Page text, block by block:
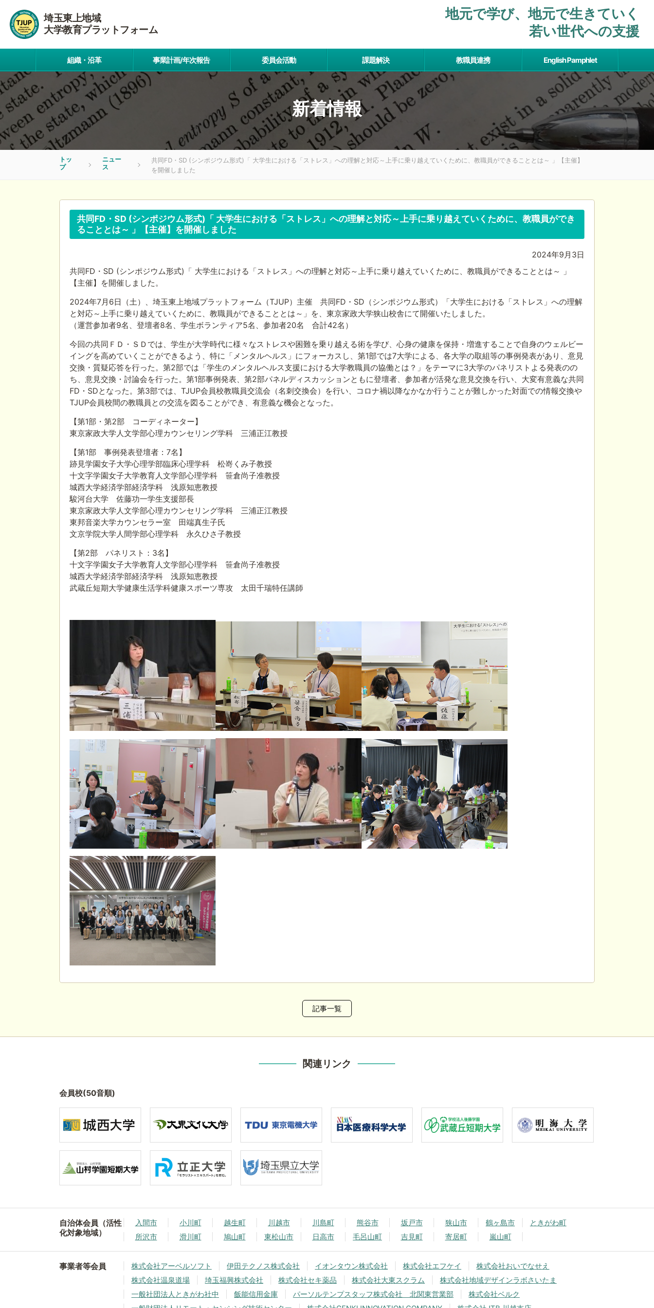
埼玉東上地域
大学教育プラットフォーム
地元で学び、地元で⽣きていく
若い世代への支援
組織・沿革 事業計画/年次報告 委員会活動 課題解決 教職員連携 English Pamphlet
新着情報
トッ
プ
ニュー
ス
共同FD・SD (シンポジウム形式)「 大学生における「ストレス」への理解と対応～上手に乗り越えていくために、教職員ができることとは～ 」【主催】
を開催しました
共同FD・SD (シンポジウム形式)「 大学生における「ストレス」への理解と対応～上手に乗り越えていくために、教職員ができ
ることとは～ 」【主催】を開催しました
2024年9月3日
共同FD・SD (シンポジウム形式)「 大学生における「ストレス」への理解と対応～上手に乗り越えていくために、教職員ができることとは～ 」
【主催】を開催しました。
2024年7月6日（土）、埼玉東上地域プラットフォーム（TJUP）主催 共同FD・SD（シンポジウム形式）「大学生における「ストレス」への理解
と対応～上手に乗り越えていくために、教職員ができることとは～」を、東京家政大学狭山校舎にて開催いたしました。
（運営参加者9名、登壇者8名、学生ボランティア5名、参加者20名 合計42名）
今回の共同ＦＤ・ＳＤでは、学生が大学時代に様々なストレスや困難を乗り越える術を学び、心身の健康を保持・増進することで自身のウェルビー
イングを高めていくことができるよう、特に「メンタルヘルス」にフォーカスし、第1部では7大学による、各大学の取組等の事例発表があり、意見
交換・質疑応答を行った。第2部では「学生のメンタルヘルス支援における大学教職員の協働とは？」をテーマに3大学のパネリストよる発表のの
ち、意見交換・討論会を行った。第1部事例発表、第2部パネルディスカッションともに登壇者、参加者が活発な意見交換を行い、大変有意義な共同
FD・SDとなった。第3部では、TJUP会員校教職員交流会（名刺交換会）を行い、コロナ禍以降なかなか行うことが難しかった対面での情報交換や
TJUP会員校間の教職員との交流を図ることができ、有意義な機会となった。
【第1部・第2部 コーディネーター】
東京家政大学人文学部心理カウンセリング学科 三浦正江教授
【第1部 事例発表登壇者：7名】
跡見学園女子大学心理学部臨床心理学科 松嵜くみ子教授
十文字学園女子大学教育人文学部心理学科 笹倉尚子准教授
城西大学経済学部経済学科 浅原知恵教授
駿河台大学 佐藤功一学生支援部長
東京家政大学人文学部心理カウンセリング学科 三浦正江教授
東邦音楽大学カウンセラー室 田端真生子氏
文京学院大学人間学部心理学科 永久ひさ子教授
【第2部 パネリスト：3名】
十文字学園女子大学教育人文学部心理学科 笹倉尚子准教授
城西大学経済学部経済学科 浅原知恵教授
武蔵丘短期大学健康生活学科健康スポーツ専攻 太田千瑞特任講師
記事一覧
関連リンク
会員校(50音順)
自治体会員（活性
化対象地域）
入間市 小川町 越生町 川越市 川島町 熊谷市 坂戸市 狭山市 鶴ヶ島市
ときがわ町
所沢市
滑川町 鳩山町 東松山市 日高市 毛呂山町 吉見町 寄居町 嵐山町
事業者等会員 株式会社アーベルソフト 伊田テクノス株式会社 イオンタウン株式会社 株式会社エフケイ
株式会社おいでなせえ
株式会社温泉道場
埼玉福興株式会社 株式会社セキ薬品 株式会社大東スクラム
株式会社地域デザインラボさいたま
一般社団法人ときがわ社中
飯能信用金庫 パーソルテンプスタッフ株式会社 北関東営業部
株式会社ベルク